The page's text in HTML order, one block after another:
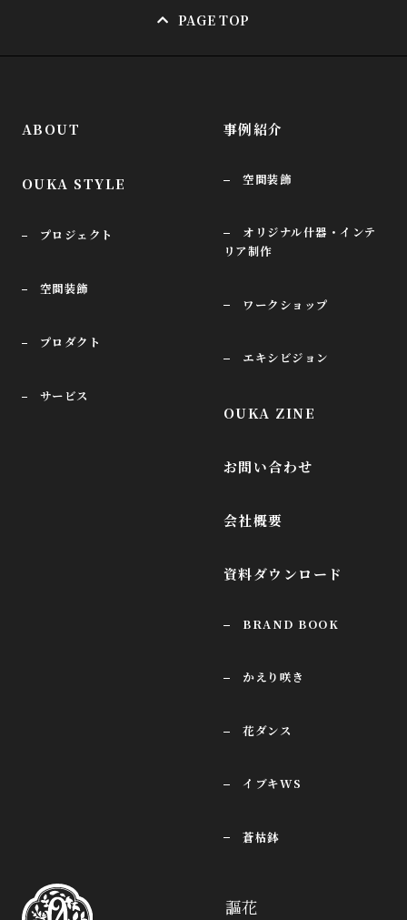
PAGE TOP
ABOUT
OUKA STYLE
プロジェクト
空間装飾
プロダクト
サービス
事例紹介
空間装飾
オリジナル什器・インテ
リア制作
ワークショップ
エキシビジョン
OUKA ZINE
お問い合わせ
会社概要
資料ダウンロード
BRAND BOOK
かえり咲き
花ダンス
イブキWS
蒼枯鉢
謳花